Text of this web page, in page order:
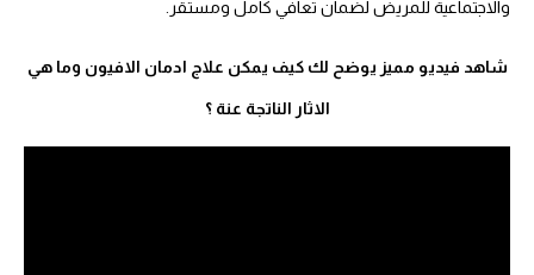
والاجتماعية للمريض لضمان تعافي كامل ومستقر.
شاهد فيديو مميز يوضح لك كيف يمكن علاج ادمان الافيون وما هي
الاثار الناتجة عنة ؟